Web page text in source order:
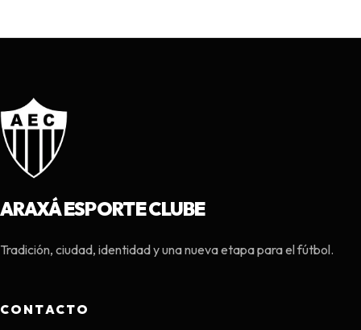
ARAXÁ ESPORTE CLUBE
Tradición, ciudad, identidad y una nueva etapa para el fútbol.
CONTACTO